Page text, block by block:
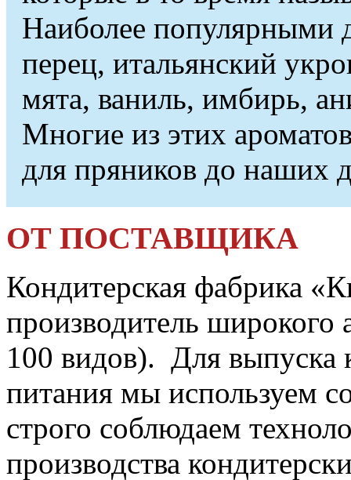
Наиболее популярными
перец, итальянский
мята, ваниль, имбирь,
Многие из этих
для пряников до наших
ОТ ПОСТАВЩИКА
Кондитерская фабрика
производитель широкого
100 видов). Для выпуска
питания мы используем
строго соблюдаем
производства